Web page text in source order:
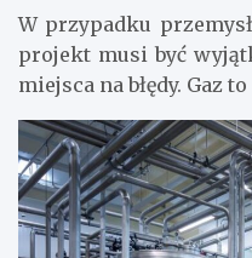
W przypadku
projekt musi być
miejsca na błędy. Gaz